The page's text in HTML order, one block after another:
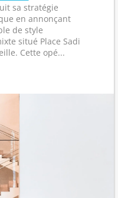
sa stratégie
en annonçant
de style
situé Place Sadi
Cette opé...